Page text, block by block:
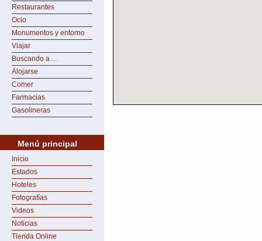
Restaurantes
Ocio
Monumentos y entorno
Viajar
Buscando a ...
Alojarse
Comer
Farmacias
Gasolineras
Menú principal
Inicio
Estados
Hoteles
Fotografías
Videos
Noticias
Tienda Online